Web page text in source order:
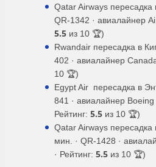
Qatar Airways
QR-1342 · авиалайнер
5.5 из 10 🏆)
Rwandair пересадка в
402 · авиалайнер
10 🏆)
Egypt Air пересадка в
841 · авиалайнер
Рейтинг: 5.5 из 10 🏆)
Qatar Airways
мин. · QR-1428 ·
· Рейтинг: 5.5 из 10 🏆)